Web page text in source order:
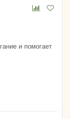
и помогает